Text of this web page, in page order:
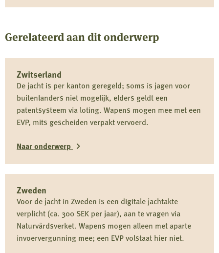
Gerelateerd aan dit onderwerp
Zwitserland
De jacht is per kanton geregeld; soms is jagen voor
buitenlanders niet mogelijk, elders geldt een
patentsysteem via loting. Wapens mogen mee met een
EVP, mits gescheiden verpakt vervoerd.
Naar onderwerp
meer
over
Zwitserland
Zweden
Voor de jacht in Zweden is een digitale jachtakte
verplicht (ca. 300 SEK per jaar), aan te vragen via
Naturvårdsverket. Wapens mogen alleen met aparte
invoervergunning mee; een EVP volstaat hier niet.